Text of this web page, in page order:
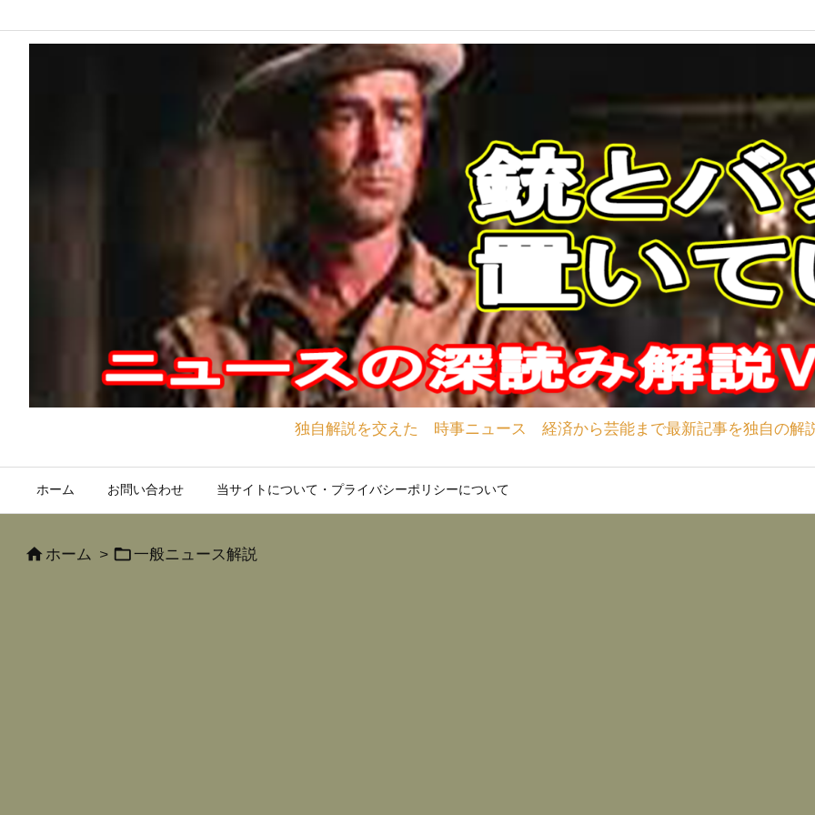
独自解説を交えた 時事ニュース 経済から芸能まで最新記事を独自の解
ホーム お問い合わせ 当サイトについて・プライバシーポリシーについて
 ホーム > 一般ニュース解説